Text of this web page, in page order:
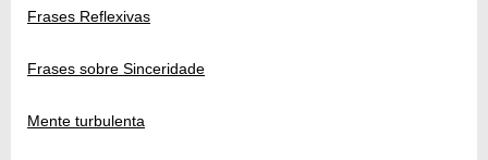
Frases Reflexivas
Frases sobre Sinceridade
Mente turbulenta